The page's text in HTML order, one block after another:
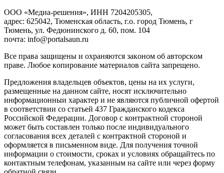
ООО «Медиа-решения», ИНН 7204205305,
адрес: 625042, Тюменская область, г.о. город Тюмень, г
Тюмень, ул. Федюнинского д. 60, пом. 104
почта: info@portalsaun.ru
Вce прaвa зaщищeны и oxpaняютcя зaкoнoм oб aвтopcкoм
прaве. Любoe кoпиpoвaниe мaтepиaлов caйтa зaпpeщeнo.
Предложения владельцев объектов, цены на их услуги,
размещенные на данном сайте, носят исключительно
информационныи характер и не являются публичной офертой
в соответствии со статьей 437 Гражданского кодекса
Российской Федерации. Договор с контрактной стороной
может быть составлен только после индивидуального
согласования всех деталей с контрактной стороной и
оформляется в письменном виде. Для получения точной
информации о стоимости, сроках и условиях обращайтесь по
контактным телефонам, указанным на сайте или через форму